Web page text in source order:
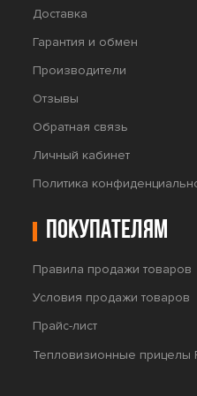
Доставка
Гарантия и обмен
Производители
Отзывы
Обратная связь
Личный кабинет
Политика
Покупателям
Правила продажи товаров
Условия продажи товаров
Прайс-лист
Тепловизионные прицелы